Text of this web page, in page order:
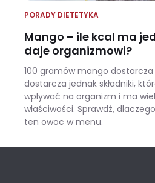
PORADY DIETETYKA
Mango – ile kcal ma
daje organizmowi?
100 gramów mango dostarcza
dostarcza jednak składniki,
wpływać na organizm i ma
właściwości. Sprawdź,
ten owoc w menu.